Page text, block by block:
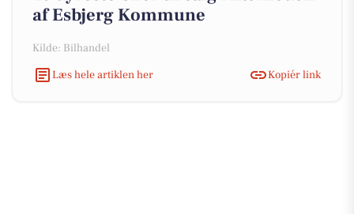
af Esbjerg Kommune
Kilde: Bilhandel
Læs hele artiklen her
Kopiér link